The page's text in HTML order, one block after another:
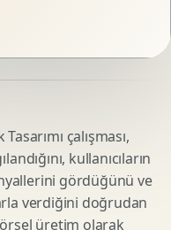
çalışması,
kullanıcıların
gördüğünü ve
verdiğini doğrudan
üretim olarak